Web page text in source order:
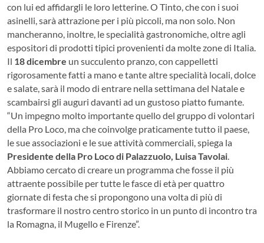
con lui ed affidargli le loro letterine. O Tinto, che con i suoi
asinelli, sarà attrazione per i più piccoli, ma non solo. Non
mancheranno, inoltre, le specialità gastronomiche, oltre agli
espositori di prodotti tipici provenienti da molte zone di Italia.
Il 18 dicembre un succulento pranzo, con cappelletti
rigorosamente fatti a mano e tante altre specialità locali, dolce
e salate, sarà il modo di entrare nella settimana del Natale e
scambairsi gli auguri davanti ad un gustoso piatto fumante.
“Un impegno molto importante quello del gruppo di volontari
della Pro Loco, ma che coinvolge praticamente tutto il paese,
le sue associazioni e le sue attività commerciali, spiega la
Presidente della Pro Loco di Palazzuolo, Luisa Tavolai.
Abbiamo cercato di creare un programma che fosse il più
attraente possibile per tutte le fasce di età per quattro
giornate di festa che si propongono una volta di più di
trasformare il nostro centro storico in un punto di incontro tra
la Romagna, il Mugello e Firenze”.